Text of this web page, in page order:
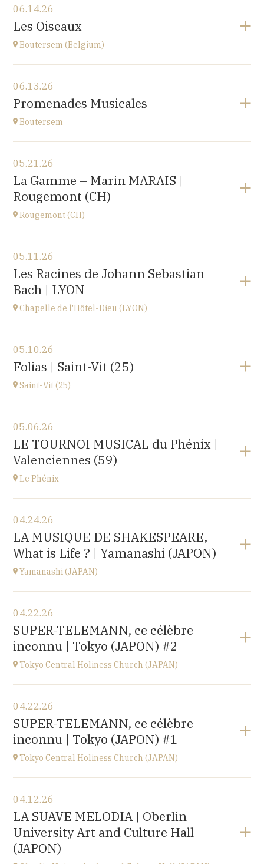
Eglise de Pompierre-sur-Doubs (25340)
3 chemin de l'église
at17H
06.14.26
Les Oiseaux
Boutersem (Belgium)
Sint-Annakerk
Roosbeek
at17H00
06.13.26
Promenades Musicales
Boutersem
Boutersem
promenade dans la ville
at14H
05.21.26
La Gamme – Marin MARAIS |
Rougemont (CH)
Rougemont (CH)
Église réformée Saint-Nicolas-de-Myre de
Rougemont,
route de Flendruz 1, 1659 Rougemont, SUISSE
20H00
Go to site
05.11.26
Les Racines de Johann Sebastian
Bach | LYON
Chapelle de l'Hôtel-Dieu (LYON)
chapelle de l'Hôtel-Dieu,
1 place de l'hôpital, 69002 Lyon
at20H30
05.10.26
Folias | Saint-Vit (25)
Saint-Vit (25)
Salle multi-activités (du pôle scolaire Les Prés-Verts)
3 rue du Partage, 25410 Saint-Vit
at17H00
05.06.26
LE TOURNOI MUSICAL du Phénix |
Valenciennes (59)
Le Phénix
Le Phénix, Grand Théâtre, scène nationale (59)
Boulevard Harpignies, 59301 Valenciennes
at19H00
Go to site
04.24.26
LA MUSIQUE DE SHAKESPEARE,
What is Life ? | Yamanashi (JAPON)
Yamanashi (JAPAN)
Yamanashi (JAPAN)
Kofu-City
at19H30
Go to site
04.22.26
SUPER-TELEMANN, ce célèbre
inconnu | Tokyo (JAPON) #2
Tokyo Central Holiness Church (JAPAN)
Tokyo (JAPAN)
at19H
04.22.26
SUPER-TELEMANN, ce célèbre
inconnu | Tokyo (JAPON) #1
Tokyo Central Holiness Church (JAPAN)
Tokyo (JAPAN)
at14H
04.12.26
LA SUAVE MELODIA | Oberlin
University Art and Culture Hall
(JAPON)